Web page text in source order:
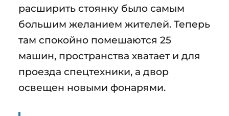
расширить стоянку было самым
большим желанием жителей. Теперь
там спокойно помешаются 25
машин, пространства хватает и для
проезда спецтехники, а двор
освещен новыми фонарями.